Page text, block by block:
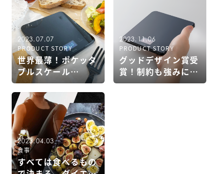
2023.07.07
PRODUCT STORY
世界最薄！ポケッタ
ブルスケール
「GRAMIL」の薄さ
の秘密
2023.11.06
PRODUCT STORY
グッドデザイン賞受
賞！制約も強みに変
えた「GRAMIL」デ
2023.04.03
食事
すべては食べるもの